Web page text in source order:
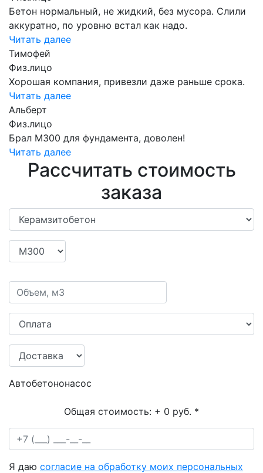
Бетон нормальный, не жидкий, без мусора. Слили
аккуратно, по уровню встал как надо.
Читать далее
Тимофей
Физ.лицо
Хорошая компания, привезли даже раньше срока.
Читать далее
Альберт
Физ.лицо
Брал М300 для фундамента, доволен!
Читать далее
Рассчитать стоимость
заказа
Автобетононасос
Общая стоимость: + 0 руб. *
Я даю согласие на обработку моих персональных